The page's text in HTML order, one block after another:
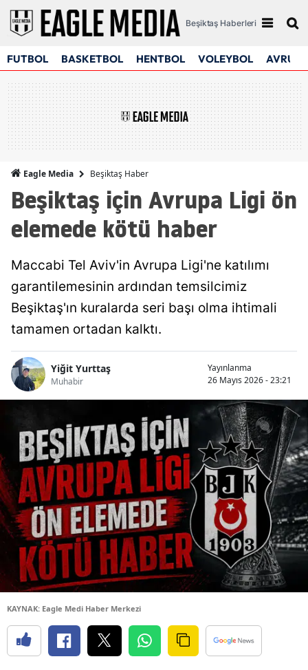
Beşiktaş Haberleri
FUTBOL BASKETBOL HENTBOL VOLEYBOL
Eagle Media Beşiktaş Haber
Beşiktaş için Avrupa Ligi ön
elemede kötü haber
Maccabi Tel Aviv'in Avrupa Ligi'ne katılımı
garantilemesinin ardından temsilcimiz
Beşiktaş'ın kuralarda seri başı olma ihtimali
tamamen ortadan kalktı.
Yiğit Yurttaş
Muhabir
Yayınlanma
26 Mayıs 2026 - 23:21
KAYNAK: Eagle Medi Haber Merkezi